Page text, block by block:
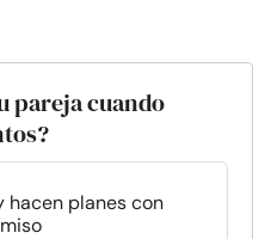
pareja cuando
hacen planes con